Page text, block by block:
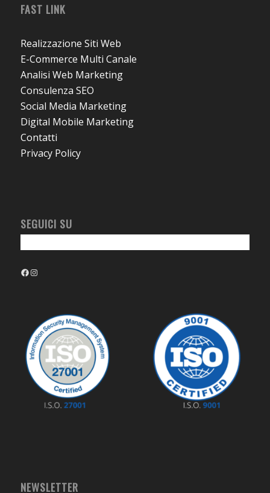
FAST LINK
Realizzazione Siti Web
E-Commerce Multi Canale
Analisi Web Marketing
Consulenza SEO
Social Media Marketing
Digital Mobile Marketing
Contatti
Privacy Policy
SEGUICI SU
Facebook
Instagram
NEWSLETTER